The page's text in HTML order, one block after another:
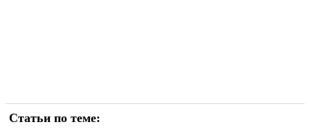
Статьи по теме: